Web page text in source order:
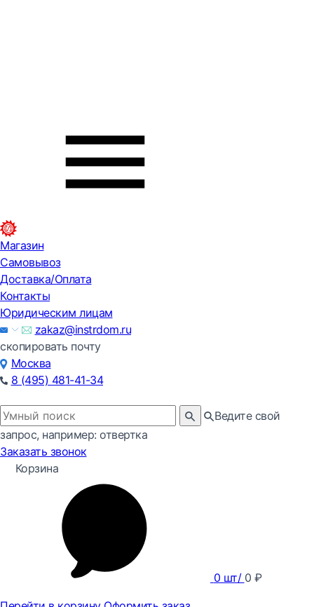
Магазин
Самовывоз
Доставка/Оплата
Контакты
Юридическим лицам
zakaz@instrdom.ru
скопировать почту
Москва
8 (495) 481-41-34
Ведите свой
запрос, например: отвертка
Заказать звонок
Корзина
0 шт/ 0 ₽